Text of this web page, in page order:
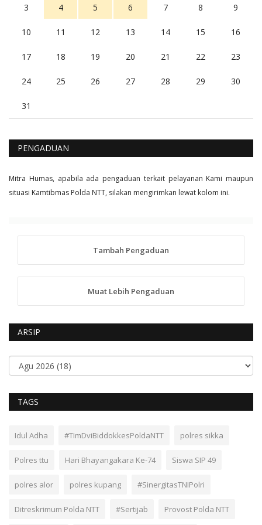
3 4 5 6 7 8 9
10 11 12 13 14 15 16
17 18 19 20 21 22 23
24 25 26 27 28 29 30
31
PENGADUAN
Mitra Humas, apabila ada pengaduan terkait pelayanan Kami maupun
situasi Kamtibmas Polda NTT, silakan mengirimkan lewat kolom ini.
Tambah Pengaduan
Muat Lebih Pengaduan
ARSIP
TAGS
Idul Adha #TImDviBiddokkesPoldaNTT polres sikka
Polres ttu Hari Bhayangakara Ke-74 Siswa SIP 49
polres alor polres kupang #SinergitasTNIPolri
Ditreskrimum Polda NTT #Sertijab Provost Polda NTT